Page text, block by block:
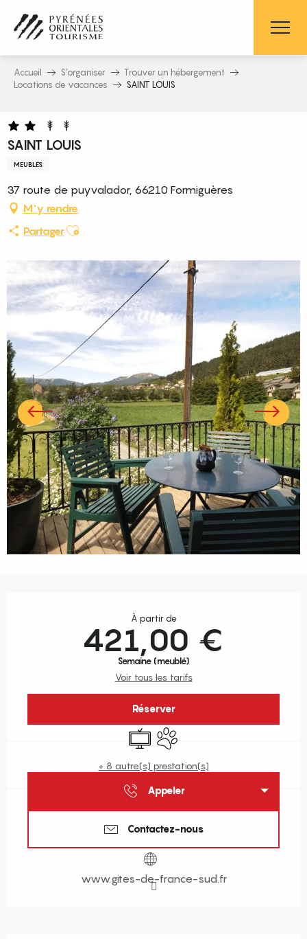
contenu
principal
Accueil S’organiser
Trouver un hébergement
Locations de vacances
SAINT LOUIS
SAINT LOUIS
MEUBLÉS
37 route de puyvalador, 66210 Formiguères
M'y rendre
PartagerAjouter aux favoris
À partir de
421,00 €
Semaine (meublé)
Voir tous les tarifs
Réserver
TélévisionAnimaux acceptés
+ 8 autre(s) prestation(s)
Appeler
Contactez-nous
www.gites-de-france-sud.fr